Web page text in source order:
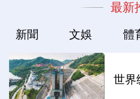
最新
新聞 文娛 體
世界